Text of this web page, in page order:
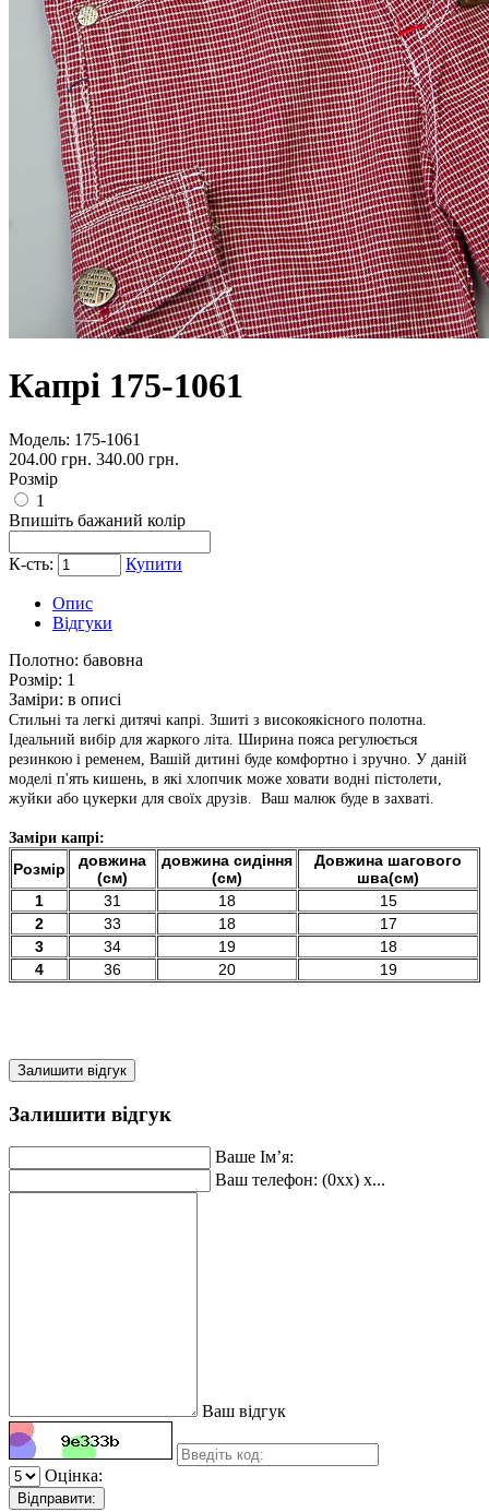
Капрі 175-1061
Модель: 175-1061
204.00 грн. 340.00 грн.
Розмір
1
Впишіть бажаний колір
К-сть: Купити
Опис
Відгуки
Полотно: бавовна
Розмір: 1
Заміри: в описі
Стильні та легкі дитячі капрі. Зшиті з високоякісного полотна.
Ідеальний вибір для жаркого літа. Ширина пояса регулюється
резинкою і ременем, Вашій дитині буде комфортно і зручно. У даній
моделі п'ять кишень, в які хлопчик може ховати водні пістолети,
жуйки або цукерки для своїх друзів. Ваш малюк буде в захваті.
Заміри капрі:
Розмір
довжина
(см)
довжина сидіння
(см)
Довжина шагового
шва(см)
1
31 18
15
2
33 18
17
3
34 19
18
4
36 20 19
Залишити відгук
Залишити відгук
Ваше Ім’я:
Ваш телефон: (0xx) x...
Ваш відгук
Оцінка:
Відправити: